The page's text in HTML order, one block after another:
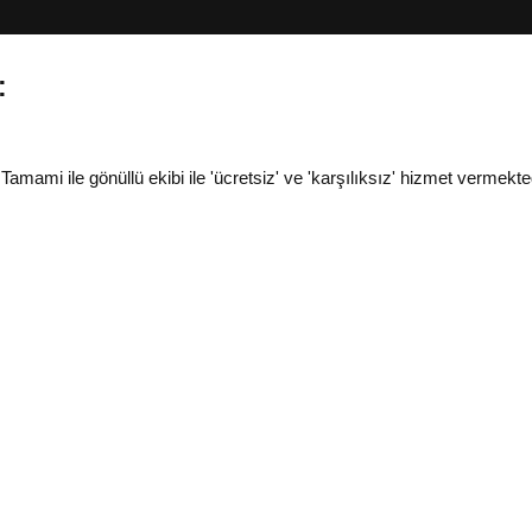
ile gönüllü ekibi ile 'ücretsiz' ve 'karşılıksız' hizmet